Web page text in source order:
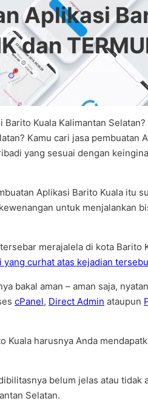
Aplikasi
dan
Kuala Kalimantan
Kamu cari jasa pembuatan
yang sesuai dengan
Aplikasi Barito Kuala itu
untuk menjalankan
merajalela di kota Barito
curhat atas kejadian
bakal aman – aman saja,
cPanel, Direct Admin ataupun
harusnya Anda
belum jelas atau
Selatan.